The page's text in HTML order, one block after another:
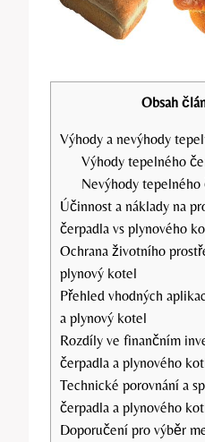
Obsah
Výhody a nevýhody
Výhody tepelného
Nevýhody tepelného
Účinnost a náklady na
čerpadla vs plynového
Ochrana životního
plynový kotel
Přehled vhodných
a plynový kotel
Rozdíly ve finančním
čerpadla a plynového
Technické porovnání a
čerpadla a plynového
Doporučení pro výběr